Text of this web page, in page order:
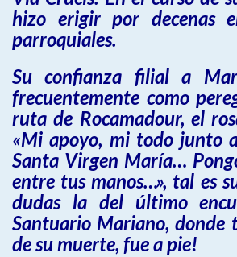
hizo erigir por decenas
parroquiales.
Su confianza filial a
frecuentemente como
ruta de Rocamadour, el
«Mi apoyo, mi todo junto
Santa Virgen María…
entre tus manos…», tal es
dudas la del último
Santuario Mariano, donde
de su muerte, fue a pie!